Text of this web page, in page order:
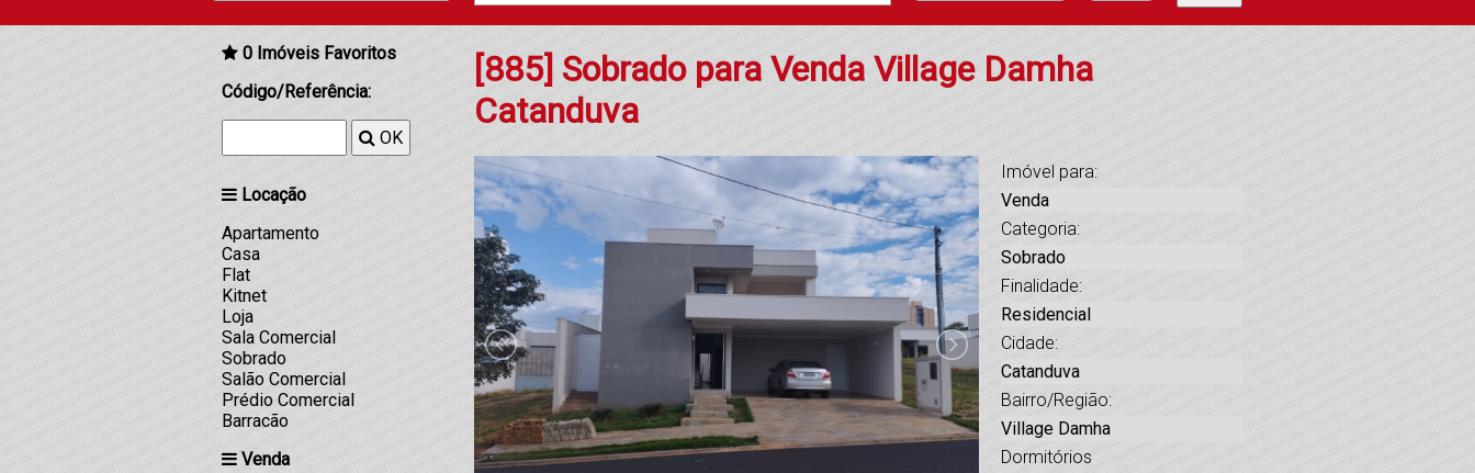
0 Imóveis Favoritos
Código/Referência:
OK
Locação
Apartamento
Casa
Flat
Kitnet
Loja
Sala Comercial
Sobrado
Salão Comercial
Prédio Comercial
Barracão
Venda
[885] Sobrado para Venda Village Damha
Catanduva
Imóvel para:
Venda
Categoria:
Sobrado
Finalidade:
Residencial
Cidade:
Catanduva
Bairro/Região:
Village Damha
Dormitórios